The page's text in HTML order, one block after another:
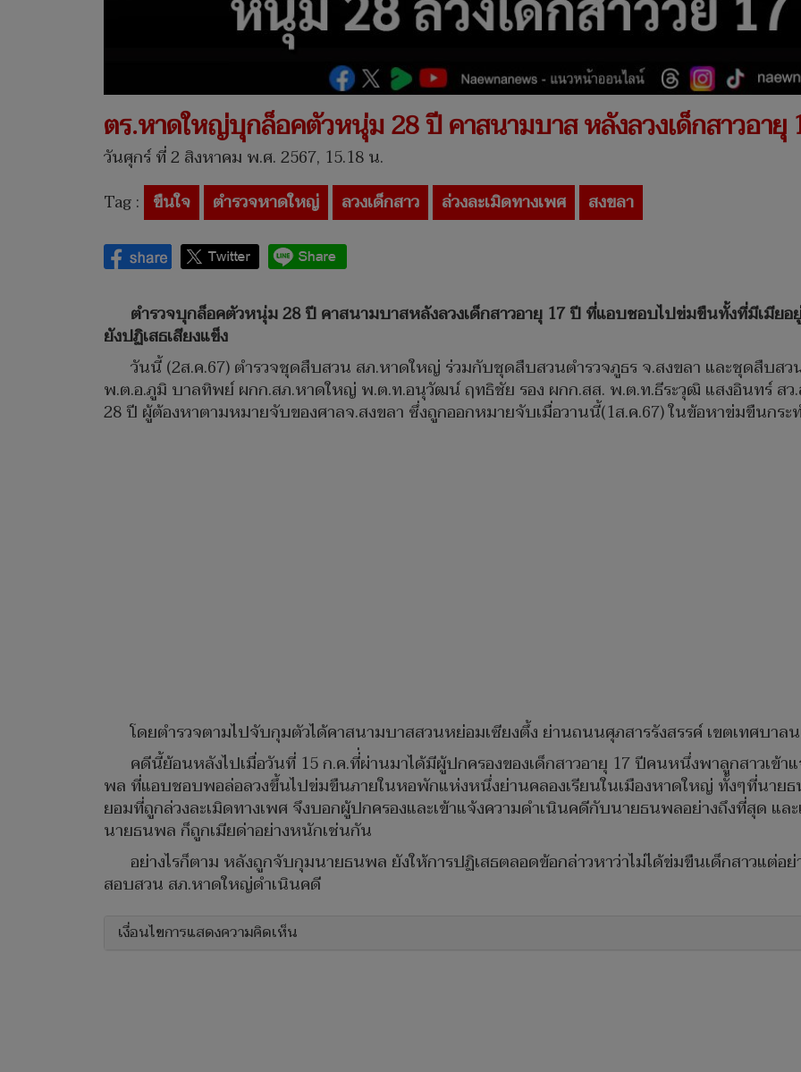
ตร.หาดใหญ่บุกล็อคตัวหนุ่ม 28 ปี คาสนามบาส หลังลวงเด็กสาวอายุ
วันศุกร์ ที่ 2 สิงหาคม พ.ศ. 2567, 15.18 น.
Tag : ขืนใจ ตำรวจหาดใหญ่ ลวงเด็กสาว ล่วงละเมิดทางเพศ สงขลา
ตำรวจบุกล็อคตัวหนุ่ม 28 ปี คาสนามบาสหลังลวงเด็กสาวอายุ 17 ปี ที่แอบชอบไปข่มขืนทั้งที่มีเมียอ
ยังปฏิเสธเสียงแข็ง
วันนี้ (2ส.ค.67) ตำรวจชุดสืบสวน สภ.หาดใหญ่ ร่วมกับชุดสืบสวนตำรวจภูธร จ.สงขลา และชุดสืบสว
พ.ต.อ.ภูมิ บาลทิพย์ ผกก.สภ.หาดใหญ่ พ.ต.ท.อนุวัฒน์ ฤทธิชัย รอง ผกก.สส. พ.ต.ท.ธีระวุฒิ แสงอินทร์ สว
28 ปี ผู้ต้องหาตามหมายจับของศาลจ.สงขลา ซึ่งถูกออกหมายจับเมื่อวานนี้(1ส.ค.67) ในข้อหาข่มขืนกระ
โดยตำรวจตามไปจับกุมตัวได้คาสนามบาสสวนหย่อมเซียงตึ้ง ย่านถนนศุภสารรังสรรค์ เขตเทศบาล
คดีนี้ย้อนหลังไปเมื่อวันที่ 15 ก.ค.ที่่ผ่านมาได้มีผู้ปกครองของเด็กสาวอายุ 17 ปีคนหนึ่งพาลูกสาวเข้
พล ที่แอบชอบพอล่อลวงขึ้นไปข่มขืนภายในหอพักแห่งหนึ่งย่านคลองเรียนในเมืองหาดใหญ่ ทั้งๆที่นาย
ยอมที่ถูกล่วงละเมิดทางเพศ จึงบอกผู้ปกครองและเข้าแจ้งความดำเนินคดีกับนายธนพลอย่างถึงที่สุด และ
นายธนพล ก็ถูกเมียด่าอย่างหนักเช่นกัน
อย่างไรก็ตาม หลังถูกจับกุมนายธนพล ยังให้การปฏิเสธตลอดข้อกล่าวหาว่าไม่ได้ข่มขืนเด็กสาวแต่
สอบสวน สภ.หาดใหญ่ดำเนินคดี
เงื่อนไขการแสดงความคิดเห็น